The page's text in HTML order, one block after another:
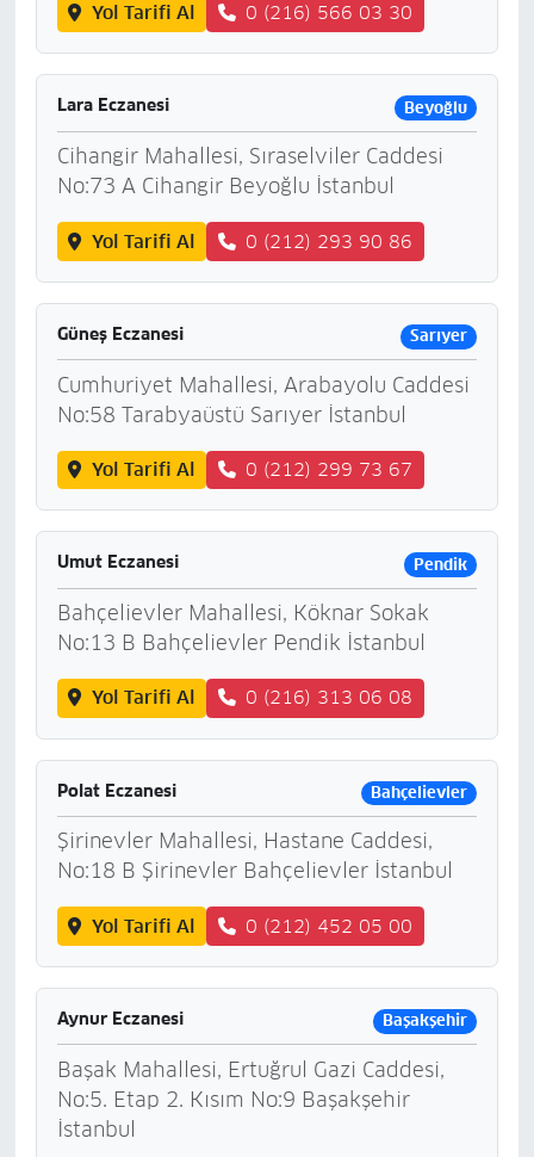
Yol Tarifi Al 0 (216) 566 03 30
Lara Eczanesi Beyoğlu
Cihangir Mahallesi, Sıraselviler Caddesi
No:73 A Cihangir Beyoğlu İstanbul
Yol Tarifi Al 0 (212) 293 90 86
Güneş Eczanesi Sarıyer
Cumhuriyet Mahallesi, Arabayolu Caddesi
No:58 Tarabyaüstü Sarıyer İstanbul
Yol Tarifi Al 0 (212) 299 73 67
Umut Eczanesi Pendik
Bahçelievler Mahallesi, Köknar Sokak
No:13 B Bahçelievler Pendik İstanbul
Yol Tarifi Al 0 (216) 313 06 08
Polat Eczanesi Bahçelievler
Şirinevler Mahallesi, Hastane Caddesi,
No:18 B Şirinevler Bahçelievler İstanbul
Yol Tarifi Al 0 (212) 452 05 00
Aynur Eczanesi Başakşehir
Başak Mahallesi, Ertuğrul Gazi Caddesi,
No:5. Etap 2. Kısım No:9 Başakşehir
İstanbul